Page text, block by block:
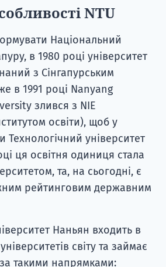
NTU
Національний
в 1980 році університет
з Сінгапурським
в 1991 році Nanyang
злився з NIE
освіти), щоб у
Технологічний університет
ця освітня одиниця стала
та, на сьогодні, є
рейтинговим державним
Наньян входить в
світу та займає
за такими напрямками: